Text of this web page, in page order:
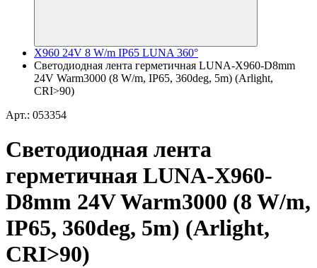
X960 24V 8 W/m IP65 LUNA 360°
Светодиодная лента герметичная LUNA-X960-D8mm
24V Warm3000 (8 W/m, IP65, 360deg, 5m) (Arlight,
CRI>90)
Арт.: 053354
Светодиодная лента
герметичная LUNA-X960-
D8mm 24V Warm3000 (8 W/m,
IP65, 360deg, 5m) (Arlight,
CRI>90)